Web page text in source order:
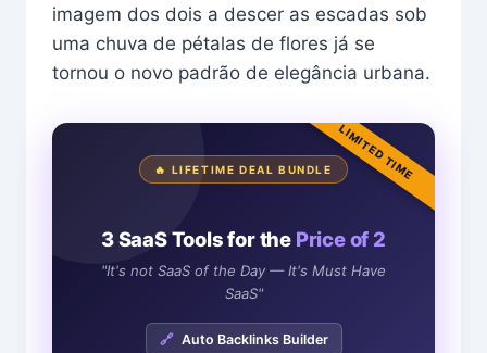
imagem dos dois a descer as escadas sob
uma chuva de pétalas de flores já se
tornou o novo padrão de elegância urbana.
LIMITED TIME
🔥 LIFETIME DEAL BUNDLE
3 SaaS Tools for the Price of 2
"It's not SaaS of the Day — It's Must Have
SaaS"
🔗 Auto Backlinks Builder